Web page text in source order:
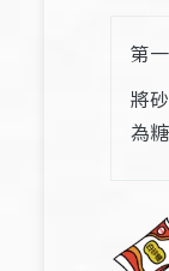
第
將
為